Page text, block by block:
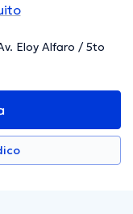
Eloy Alfaro / 5to